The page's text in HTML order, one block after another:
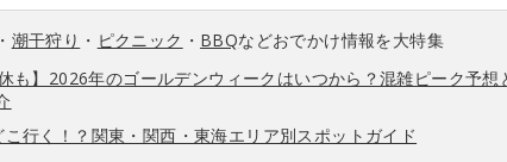
・ 潮干狩り ・ ピクニック ・ BBQなどおでかけ情報を大特集
も】2026年のゴールデンウィークはいつから？混雑ピーク予想
こ行く！？関東・関西・東海エリア別スポットガイド